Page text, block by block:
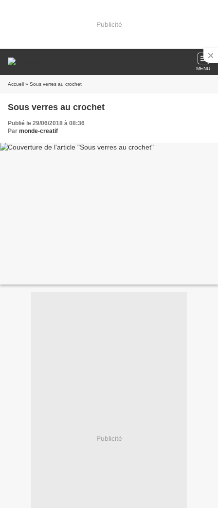
Publicité
MENU
Accueil » Sous verres au crochet
Sous verres au crochet
Publié le 29/06/2018 à 08:36
Par monde-creatif
Publicité